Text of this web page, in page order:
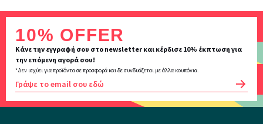
Inscription
newsletter
10% OFFER
Κάνε την εγγραφή σου στο newsletter και κέρδισε 10% έκπτωση για
την επόμενη αγορά σου!
*Δεν ισχύει για προϊόντα σε προσφορά και δε συνδυάζεται με άλλα κουπόνια.
OK